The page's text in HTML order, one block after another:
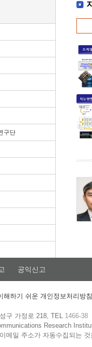
구단
공익신고
해하기 쉬운 개인정보처리방침
구 가정로 218, TEL 1466-38
Research
메일 주소가 자동수집되는